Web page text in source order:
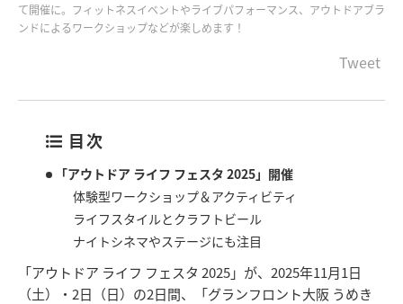
て開催に。フィットネスイベントやライブパフォーマンス、アウトドアブラ
ンドによるワークショップなどが楽しめます！
Tweet
目次
「アウトドア ライフ フェスタ 2025」開催
体験型ワークショップ＆アクティビティ
ライフスタイルとクラフトビール
ナイトシネマやステージにも注目
「アウトドア ライフ フェスタ 2025」が、2025年11月1日
（土）・2日（日）の2日間、「グランフロント大阪 うめき